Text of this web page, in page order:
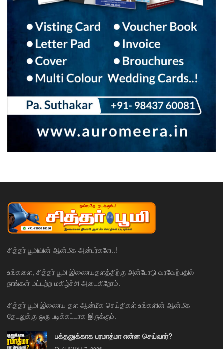
சித்தர் பூமியின் ஆன்மீக அன்பர்களே..!
உங்களை, சித்தர் பூமி இணையதளத்திற்கு அன்போடு வரவேற்பதில்
நாங்கள் மட்டற்ற மகிழ்ச்சி அடைகிறோம்.
சித்தர் பூமி இணைய தள ஆன்மீக செய்திகள் உங்களின் ஆன்மீக
தேடலுக்கு ஒரு படிக்கட்டாக இருக்கும்.
பக்தனுக்காக பரமாத்மா என்ன செய்வார்?